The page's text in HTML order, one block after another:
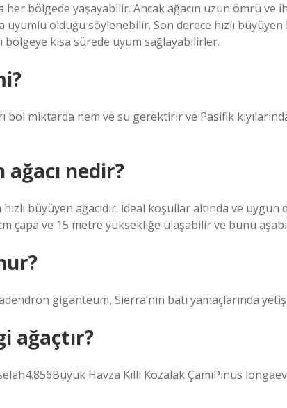
her bölgede yaşayabilir. Ancak ağacın uzun ömrü ve
uyumlu olduğu söylenebilir. Son derece hızlı büyüyen
kısa sürede uyum sağlayabilirler.
bol miktarda nem ve su gerektirir ve Pasifik
ağacı nedir?
büyüyen ağacıdır. İdeal koşullar altında ve uygun
çapa ve 15 metre yüksekliğe ulaşabilir ve bunu
giganteum, Sierra’nın batı yamaçlarında
ağaçtır?
Havza Kıllı Kozalak ÇamıPinus